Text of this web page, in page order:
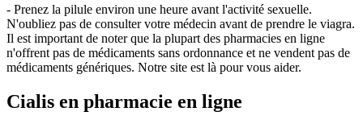
- Prenez la pilule environ une heure avant l'activité sexuelle.
N'oubliez pas de consulter votre médecin avant de prendre le viagra.
Il est important de noter que la plupart des pharmacies en ligne
n'offrent pas de médicaments sans ordonnance et ne vendent pas de
médicaments génériques. Notre site est là pour vous aider.
Cialis en pharmacie en ligne